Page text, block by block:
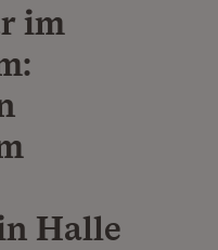
im
Halle